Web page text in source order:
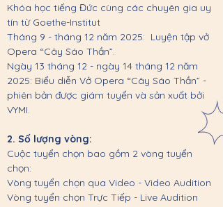
Khóa học tiếng Đức cùng các chuyên gia uy
tín từ Goethe-Institut
Tháng 9 - tháng 12 năm 2025: Luyện tập vở
Opera “Cây Sáo Thần”.
Ngày 13 tháng 12 - ngày 14 tháng 12 năm
2025: Biểu diễn Vở Opera “Cây Sáo Thần” -
phiên bản được giám tuyển và sản xuất bởi
VYMI.
2. Số lượng vòng:
Cuộc tuyển chọn bao gồm 2 vòng tuyển
chọn:
Vòng tuyển chọn qua Video - Video Audition
Vòng tuyển chọn Trực Tiếp - Live Audition